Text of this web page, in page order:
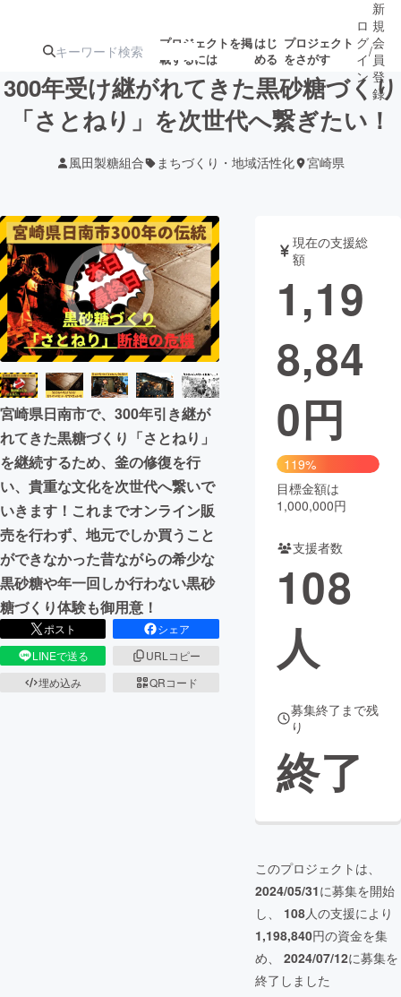
プロジェクトを掲
載するには
はじ
める
プロジェクト
をさがす
注目のリ
ターン
注目の新着プロ
ジェクト
募集終了が近いプ
ロジェクト
もうすぐ公開
されます
アート・写真 音楽
テクノロジー・ガジェット ゲーム・サ
映像・映画
ビジネス・起業
まちづくり・地域活性化
CAMPFIRE for Social Good
CAMPFIRE Creation
CAMPFIREふるさと納税machi-ya コミュニティ
ロ
グ
イ
ン
/
新
規
会
員
登
録
300年受け継がれてきた黒砂糖づくり
「さとねり」を次世代へ繋ぎたい！
風田製糖組合 まちづくり・地域活性化 宮崎県
宮崎県日南市で、300年引き継が
れてきた黒糖づくり「さとねり」
を継続するため、釜の修復を行
い、貴重な文化を次世代へ繋いで
いきます！これまでオンライン販
売を行わず、地元でしか買うこと
ができなかった昔ながらの希少な
黒砂糖や年一回しか行わない黒砂
糖づくり体験も御用意！
ポスト
シェア
LINEで送る
URLコピー
埋め込み
QRコード
現在の支援総
額
1,19
8,84
0円
119%
目標金額は
1,000,000円
支援者数
108
人
募集終了まで残
り
終了
このプロジェクトは、
2024/05/31に募集を開始
し、 108人の支援により
1,198,840円の資金を集
め、 2024/07/12に募集を
終了しました